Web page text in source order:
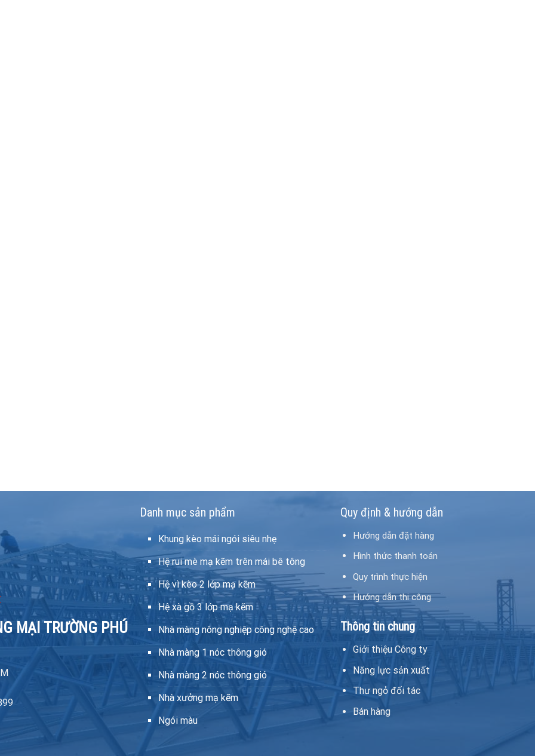
MẠI TRƯỜNG PHÚ
Danh mục sản phẩm
Khung kèo mái ngói siêu nhẹ
Hệ rui mè mạ kẽm trên mái bê tông
Hệ vì kèo 2 lớp mạ kẽm
Hệ xà gồ 3 lớp mạ kẽm
Nhà màng nông nghiệp công nghệ cao
Nhà màng 1 nóc thông gió
Nhà màng 2 nóc thông gió
Nhà xưởng mạ kẽm
Ngói màu
Quy định & hướng dẫn
Hướng dẫn đặt hàng
Hình thức thanh toán
Quy trình thực hiện
Hướng dẫn thi công
Thông tin chung
Giới thiệu Công ty
Năng lực sản xuất
Thư ngỏ đối tác
Bán hàng